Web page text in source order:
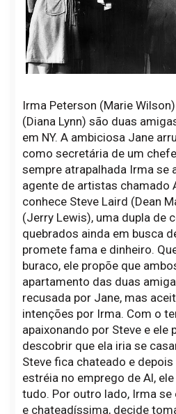
Irma Peterson (Marie
(Diana Lynn) são duas
em NY. A ambiciosa Jane
como secretária de um
sempre atrapalhada Irma se
agente de artistas chamado
conhece Steve Laird (Dean
(Jerry Lewis), uma dupla de
quebrados ainda em busca
promete fama e dinheiro.
buraco, ele propõe que
apartamento das duas
recusada por Jane, mas
intenções por Irma. Com o
apaixonando por Steve e ele
descobrir que ela iria se
Steve fica chateado e
estréia no emprego de Al,
tudo. Por outro lado, Irma se
e chateadíssima, decide